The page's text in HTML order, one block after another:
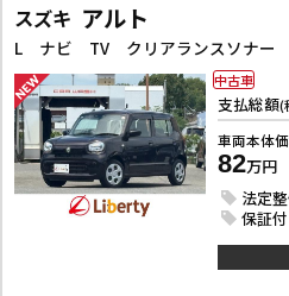
スズキ アルト
支払総額(
車両本体
82万円
法定
保証
中古車